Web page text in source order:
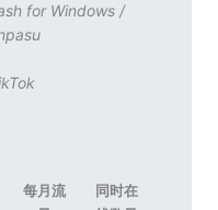
for Windows/
每月流
同时在